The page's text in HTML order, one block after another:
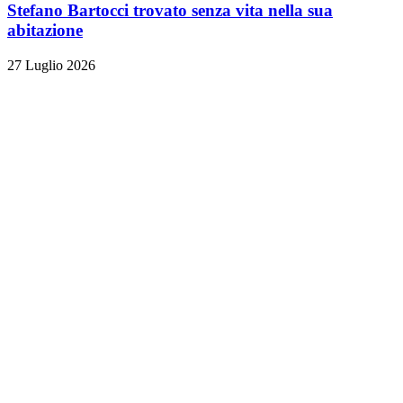
Stefano Bartocci trovato senza vita nella sua
abitazione
27 Luglio 2026